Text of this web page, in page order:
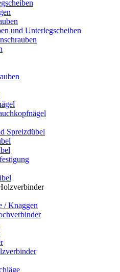
und Unterlegscheiben
Spreizdübel
/ Knaggen